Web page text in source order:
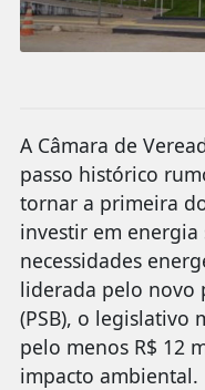
A Câmara de
passo histórico
tornar a primeira
investir em
necessidades
liderada pelo novo
(PSB), o legislativo
pelo menos R$ 12
impacto ambiental.